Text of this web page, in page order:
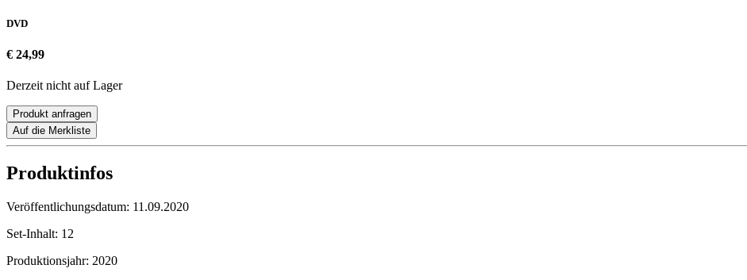
DVD
€ 24,99
Derzeit nicht auf Lager
Produkt anfragen
Auf die Merkliste
Produktinfos
Veröffentlichungsdatum: 11.09.2020
Set-Inhalt: 12
Produktionsjahr: 2020